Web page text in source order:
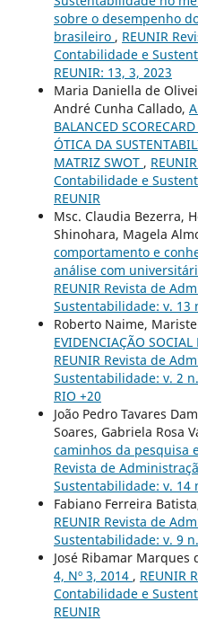
sobre o desempenho
brasileiro , REUNIR
Contabilidade e
REUNIR: 13, 3, 2023
Maria Daniella de
André Cunha Callado,
BALANCED
ÓTICA DA
MATRIZ SWOT ,
Contabilidade e
REUNIR
Msc. Claudia Bezerra,
Shinohara, Magela
comportamento e
análise com
REUNIR Revista de
Sustentabilidade: v. 13
Roberto Naime,
EVIDENCIAÇÃO
REUNIR Revista de
Sustentabilidade: v. 2 n.
RIO +20
João Pedro Tavares
Soares, Gabriela Rosa
caminhos da pesquisa
Revista de
Sustentabilidade: v. 14
Fabiano Ferreira
REUNIR Revista de
Sustentabilidade: v. 9
José Ribamar Marques
4, Nº 3, 2014 , REUNIR
Contabilidade e
REUNIR